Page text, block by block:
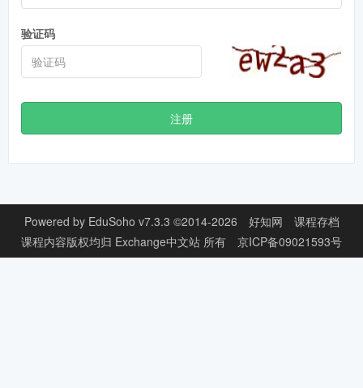
验证码
注册
Powered by EduSoho v7.3.3 ©2014-2026 好知网
课程存档
课程内容版权均归 Exchange中文站 所有 京ICP备09021593号